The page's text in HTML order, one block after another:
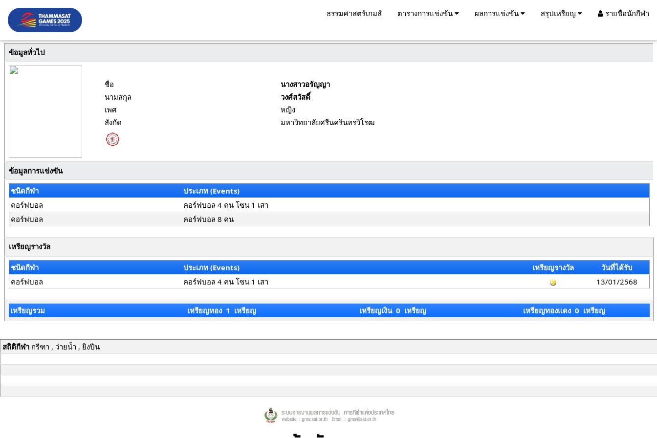
ธรรมศาสตร์เกมส์ ตารางการแข่งขัน ผลการแข่งขัน สรุปเหรียญ รายชื่อนักกีฬา
ข้อมูลทั่วไป
ชื่อ
นางสาวอรัญญา
นามสกุล
วงศ์สวัสดิ์
เพศ
หญิง
สังกัด
มหาวิทยาลัยศรีนครินทรวิโรฒ
ข้อมูลการแข่งขัน
ชนิดกีฬา
ประเภท (Events)
คอร์ฟบอล
คอร์ฟบอล 4 คน โซน 1 เสา
คอร์ฟบอล
คอร์ฟบอล 8 คน
เหรียญรางวัล
ชนิดกีฬา ประเภท (Events) เหรียญรางวัล
วันที่ได้รับ
คอร์ฟบอล
คอร์ฟบอล 4 คน โซน 1 เสา 13/01/2568
เหรียญรวม เหรียญทอง 1 เหรียญ เหรียญเงิน 0 เหรียญ เหรียญทองแดง 0 เหรียญ
สถิติกีฬากรีฑา , ว่ายน้ำ , ยิงปืน